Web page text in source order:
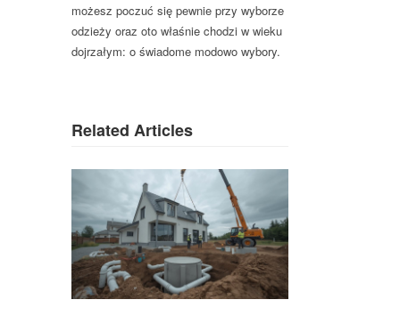
możesz poczuć się pewnie przy wyborze
odzieży oraz oto właśnie chodzi w wieku
dojrzałym: o świadome modowo wybory.
Related Articles